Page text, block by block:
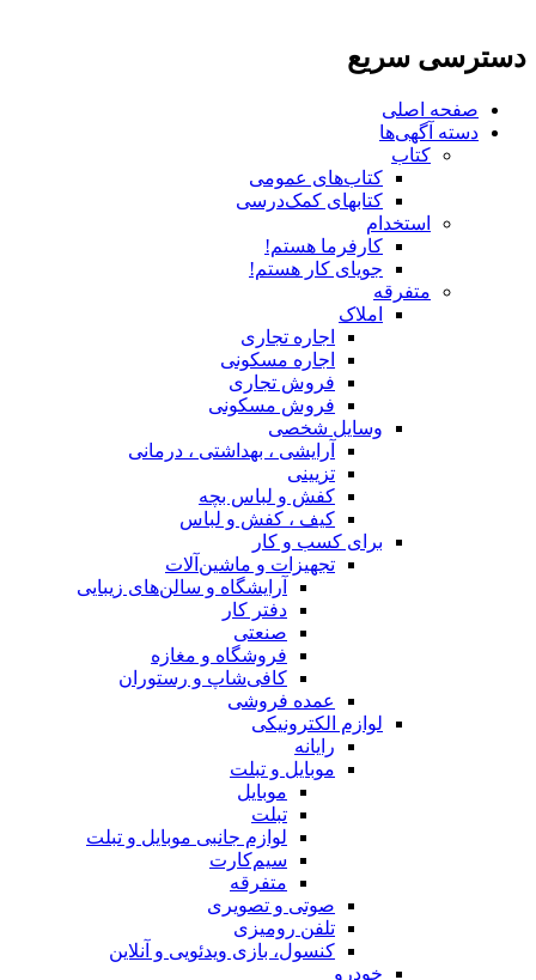
دسترسی سریع
صفحه اصلی
دسته آگهی‌ها
کتاب
کتاب‌های عمومی
کتابهای کمک‌درسی
استخدام
کارفرما هستم!
جویای کار هستم!
متفرقه
املاک
اجاره تجاری
اجاره مسکونی
فروش تجاری
فروش مسکونی
وسایل شخصی
آرایشی ، بهداشتی ، درمانی
تزیینی
کفش و لباس بچه
کیف ، کفش و لباس
برای کسب و کار
تجهیزات و ماشین‌آلات
آرایشگاه و سالن‌های زیبایی
دفتر کار
صنعتی
فروشگاه و مغازه
کافی‌شاپ و رستوران
عمده فروشی
لوازم الکترونیکی
رایانه
موبایل و تبلت
موبایل
تبلت
لوازم جانبی موبایل و تبلت
سیم‌کارت
متفرقه
صوتی و تصویری
تلفن رومیزی
کنسول، بازی‌ ویدئویی و آنلاین
خودرو